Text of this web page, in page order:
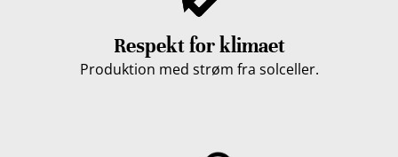
Respekt for klimaet
Produktion med strøm fra solceller.